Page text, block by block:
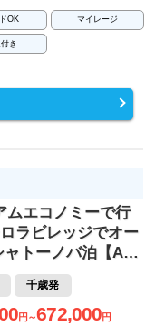
OK マイレージ
き
ムエコノミーで行
ラビレッジでオー
ャトーノバ泊【A…
千歳発
円～672,000円